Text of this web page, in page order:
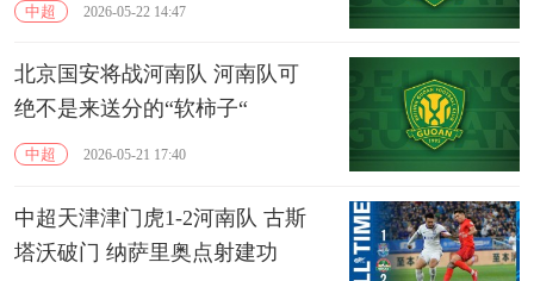
中超 2026-05-22 14:47
北京国安将战河南队 河南队可
绝不是来送分的“软柿子“
中超 2026-05-21 17:40
中超天津津门虎1-2河南队 古斯
塔沃破门 纳萨里奥点射建功